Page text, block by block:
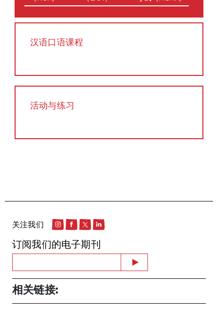
汉语口语课程
活动与练习
关注我们
订阅我们的电子期刊
相关链接: